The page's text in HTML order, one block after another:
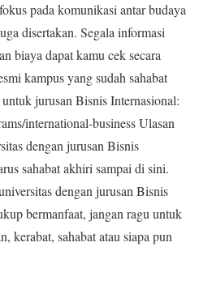
pada komunikasi antar budaya
disertakan. Segala informasi
biaya dapat kamu cek secara
kampus yang sudah sahabat
jurusan Bisnis Internasional:
international-business Ulasan
dengan jurusan Bisnis
sahabat akhiri sampai di sini.
dengan jurusan Bisnis
bermanfaat, jangan ragu untuk
kerabat, sahabat atau siapa pun